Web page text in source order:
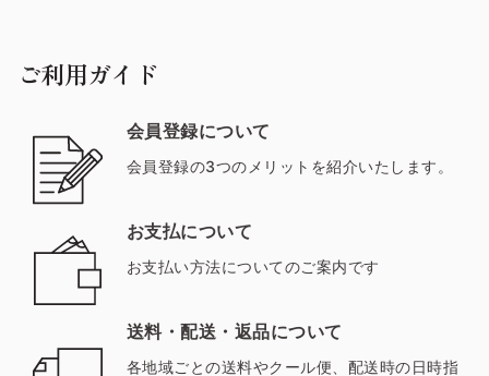
ご利用ガイド
会員登録について
会員登録の3つのメリットを紹介いたします。
お支払について
お支払い方法についてのご案内です
送料・配送・返品について
各地域ごとの送料やクール便、配送時の日時指